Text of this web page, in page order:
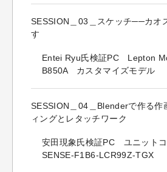
SESSION＿03＿スケッチ──カオ
す
Entei Ryu氏検証PC Lepton
B850A カスタマイズモデル
SESSION＿04＿Blenderで作る
ィングとレタッチワーク
安田現象氏検証PC ユニット
SENSE-F1B6-LCR99Z-TGX